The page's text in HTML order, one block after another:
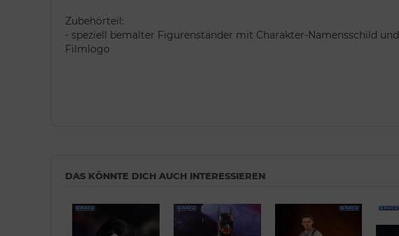
Zubehörteil:
- speziell bemalter Figurenständer mit Charakter-Namensschild und
Filmlogo
DAS KÖNNTE DICH AUCH INTERESSIEREN